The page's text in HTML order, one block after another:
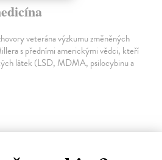
veterána výzkumu změněných
s předními americkými vědci, kteří
látek (LSD, MDMA, psilocybinu a